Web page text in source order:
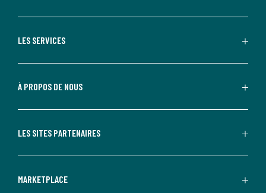
LES SERVICES
À PROPOS DE NOUS
LES SITES PARTENAIRES
MARKETPLACE